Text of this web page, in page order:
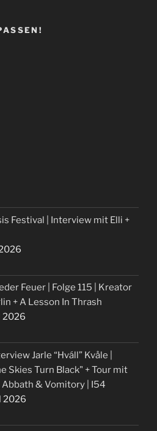
Festival | Interview mit Elli +
Feuer | Folge 115 | Kreator
+ A Lesson In Thrash
2026
Jarle “Hváll” Kvåle |
Skies Turn Black" + Tour mit
Abbath & Vomitory | I54
2026